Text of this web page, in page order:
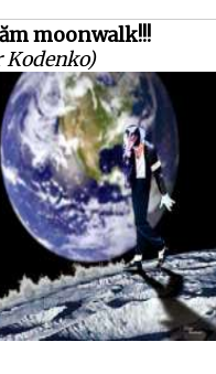
moonwalk!!!
Kodenko)